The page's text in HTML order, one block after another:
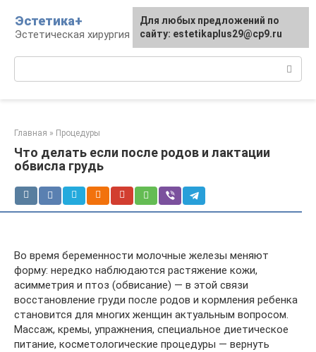
контенту
Эстетика+
Эстетическая хирургия и косметология
Главная » Процедуры
Что делать если после родов и лактации
обвисла грудь
Во время беременности молочные железы меняют
форму: нередко наблюдаются растяжение кожи,
асимметрия и птоз (обвисание) — в этой связи
восстановление груди после родов и кормления ребенка
становится для многих женщин актуальным вопросом.
Массаж, кремы, упражнения, специальное диетическое
питание, косметологические процедуры — вернуть
Для любых предложений по
сайту: estetikaplus29@cp9.ru